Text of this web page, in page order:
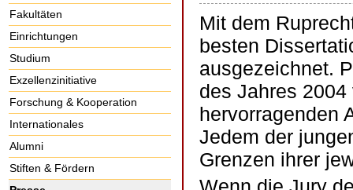
Fakultäten
Einrichtungen
Studium
Exzellenzinitiative
Forschung & Kooperation
Internationales
Alumni
Stiften & Fördern
Mit dem
besten
ausgezeichnet.
des Jahres
hervorragenden
Jedem der
Grenzen ihrer